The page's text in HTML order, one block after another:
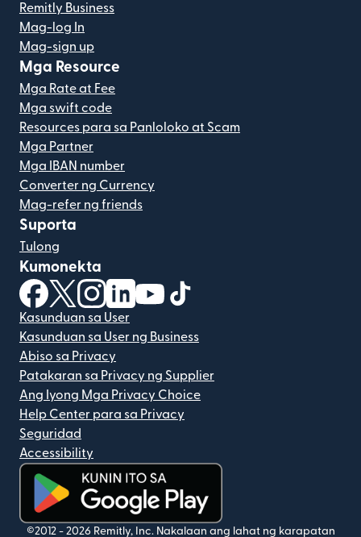
Remitly Business
Mag-log In
Mag-sign up
Mga Resource
Mga Rate at Fee
Mga swift code
Resources para sa Panloloko at Scam
Mga Partner
Mga IBAN number
Converter ng Currency
Mag-refer ng friends
Suporta
Tulong
Kumonekta
(bubukas sa bagong window)
(bubukas sa bagong window)
(bubukas sa bagong window)
(bubukas sa bagong window)
(bubukas sa bagong window)
Kasunduan sa User
Kasunduan sa User ng Business
Abiso sa Privacy
Patakaran sa Privacy ng Supplier
Ang Iyong Mga Privacy Choice
Help Center para sa Privacy
Seguridad
Accessibility
(bubukas sa bagong window)
©2012 - 2026 Remitly, Inc. Nakalaan ang lahat ng karapatan